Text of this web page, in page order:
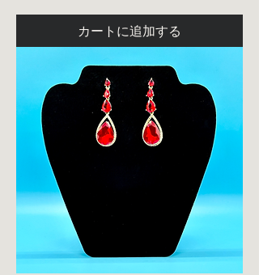
カートに追加する